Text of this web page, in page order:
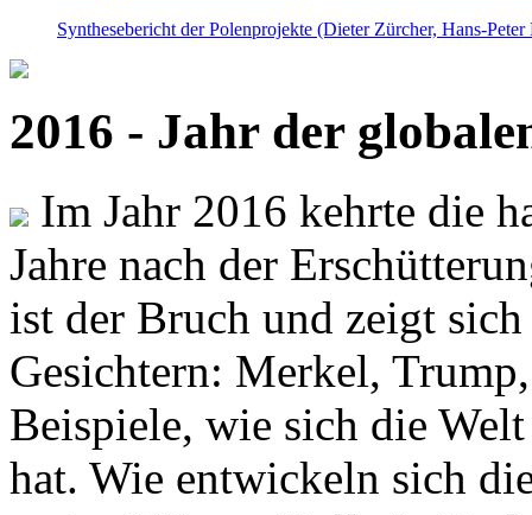
Synthesebericht der Polenprojekte (Dieter Zürcher, Hans-
2016 - Jahr der
Im Jahr 2016 kehrte die
Jahre nach der
ist der Bruch und zeigt
Gesichtern: Merkel,
Beispiele, wie sich die
hat. Wie entwickeln sich